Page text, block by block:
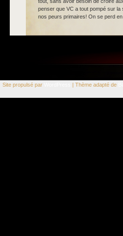
penser que VC a tout pompé sur la
nos peurs primaires! On se perd
Site propulsé par | Thème adapté de